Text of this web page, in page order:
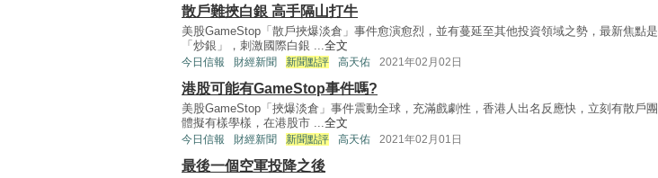
散戶難挾白銀 高手隔山打牛
美股GameStop「散戶挾爆淡倉」事件愈演愈烈，並有蔓延至其他投資領域之勢，最新焦點是
「炒銀」，刺激國際白銀 ...全文
今日信報 財經新聞 新聞點評 高天佑 2021年02月02日
港股可能有GameStop事件嗎?
美股GameStop「挾爆淡倉」事件震動全球，充滿戲劇性，香港人出名反應快，立刻有散戶團
體擬有樣學樣，在港股市 ...全文
今日信報 財經新聞 新聞點評 高天佑 2021年02月01日
最後一個空軍投降之後